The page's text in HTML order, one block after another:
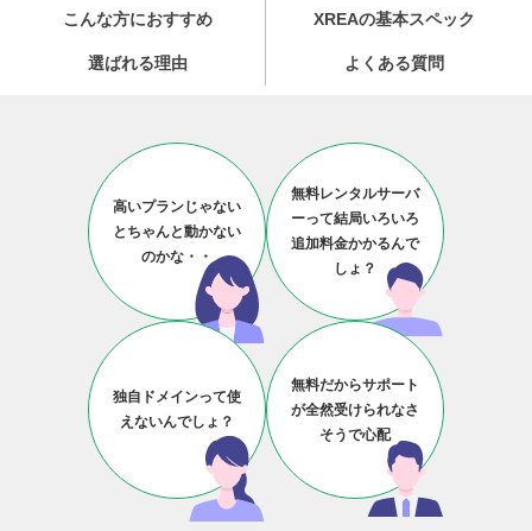
こんな方におすすめ XREAの基本スペック
選ばれる理由 よくある質問
高いプランじゃない
とちゃんと動かない
のかな・・
無料レンタルサーバ
ーって結局いろいろ
追加料金かかるんで
しょ？
独自ドメインって使
えないんでしょ？
無料だからサポート
が全然受けられなさ
そうで心配